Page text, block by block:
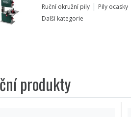
Ruční okružní pily
Pily ocasky
Další kategorie
produkty